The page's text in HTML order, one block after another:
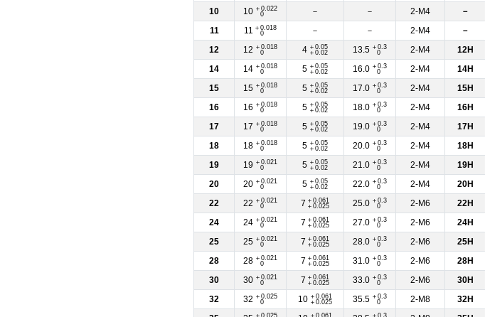
10
10 ＋0.022
0
－ － 2-M4 －
11
11 ＋0.018
0
－ － 2-M4 －
12
12 ＋0.018
0
4 ＋0.05
＋0.02
13.5 ＋0.3
0
2-M4 12H
14
14 ＋0.018
0
5 ＋0.05
＋0.02
16.0 ＋0.3
0
2-M4 14H
15
15 ＋0.018
0
5 ＋0.05
＋0.02
17.0 ＋0.3
0
2-M4 15H
16
16 ＋0.018
0
5 ＋0.05
＋0.02
18.0 ＋0.3
0
2-M4 16H
17
17 ＋0.018
0
5 ＋0.05
＋0.02
19.0 ＋0.3
0
2-M4 17H
18
18 ＋0.018
0
5 ＋0.05
＋0.02
20.0 ＋0.3
0
2-M4 18H
19
19 ＋0.021
0
5 ＋0.05
＋0.02
21.0 ＋0.3
0
2-M4 19H
20
20 ＋0.021
0
5 ＋0.05
＋0.02
22.0 ＋0.3
0
2-M4 20H
22
22 ＋0.021
0
7 ＋0.061
＋0.025
25.0 ＋0.3
0
2-M6 22H
24
24 ＋0.021
0
7 ＋0.061
＋0.025
27.0 ＋0.3
0
2-M6 24H
25
25 ＋0.021
0
7 ＋0.061
＋0.025
28.0 ＋0.3
0
2-M6 25H
28
28 ＋0.021
0
7 ＋0.061
＋0.025
31.0 ＋0.3
0
2-M6 28H
30
30 ＋0.021
0
7 ＋0.061
＋0.025
33.0 ＋0.3
0
2-M6 30H
32
32 ＋0.025
0
10 ＋0.061
＋0.025
35.5 ＋0.3
0
2-M8 32H
＋0.025
＋0.061
＋0.3